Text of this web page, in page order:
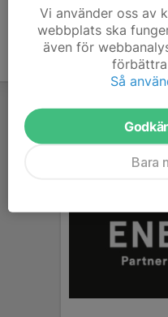
Vi använder oss av
webbplats ska
även för
Så
Bara